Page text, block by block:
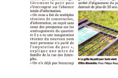
On parle de quoi ?
A Lyon
Bon plan du dimanche
Coup de coeur
Daddy